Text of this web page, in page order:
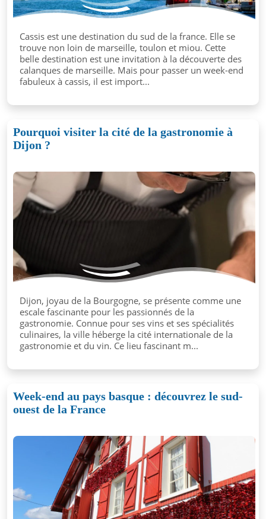
Cassis est une destination du sud de la france. Elle se
trouve non loin de marseille, toulon et miou. Cette
belle destination est une invitation à la découverte des
calanques de marseille. Mais pour passer un week-end
fabuleux à cassis, il est import...
Pourquoi visiter la cité de la gastronomie à
Dijon ?
Dijon, joyau de la Bourgogne, se présente comme une
escale fascinante pour les passionnés de la
gastronomie. Connue pour ses vins et ses spécialités
culinaires, la ville héberge la cité internationale de la
gastronomie et du vin. Ce lieu fascinant m...
Week-end au pays basque : découvrez le sud-
ouest de la France